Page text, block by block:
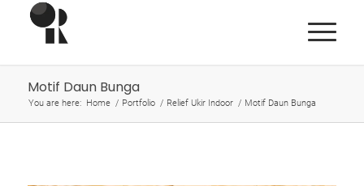
Motif Daun Bunga
You are here: Home / Portfolio / Relief Ukir Indoor / Motif Daun Bunga